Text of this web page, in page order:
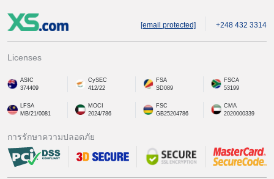
[email protected] +248 432 3314
Licenses
ASIC
374409
CySEC
412/22
FSA
SD089
FSCA
53199
LFSA
MB/21/0081
MOCI
2024/786
FSC
GB25204786
CMA
2020000339
การรักษาความปลอดภัย